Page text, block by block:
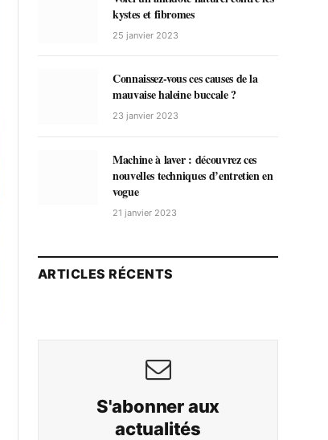
kystes et fibromes
25 janvier 2023
Connaissez-vous ces causes de la
mauvaise haleine buccale ?
23 janvier 2023
Machine à laver : découvrez ces
nouvelles techniques d’entretien en
vogue
21 janvier 2023
ARTICLES RÉCENTS
S'abonner aux
actualités